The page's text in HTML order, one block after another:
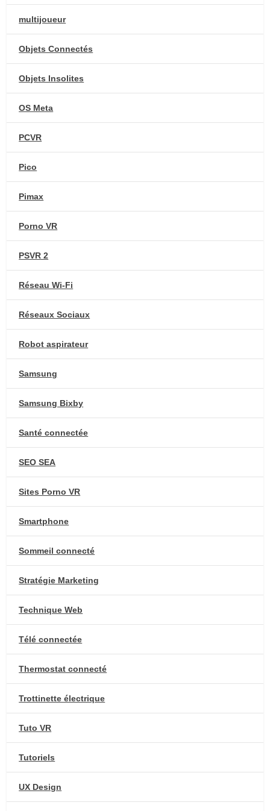
multijoueur
Objets Connectés
Objets Insolites
OS Meta
PCVR
Pico
Pimax
Porno VR
PSVR 2
Réseau Wi-Fi
Réseaux Sociaux
Robot aspirateur
Samsung
Samsung Bixby
Santé connectée
SEO SEA
Sites Porno VR
Smartphone
Sommeil connecté
Stratégie Marketing
Technique Web
Télé connectée
Thermostat connecté
Trottinette électrique
Tuto VR
Tutoriels
UX Design